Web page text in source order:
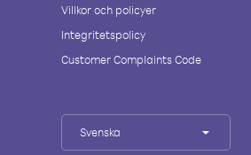
Villkor och policyer
Integritetspolicy
Customer Complaints Code
Svenska